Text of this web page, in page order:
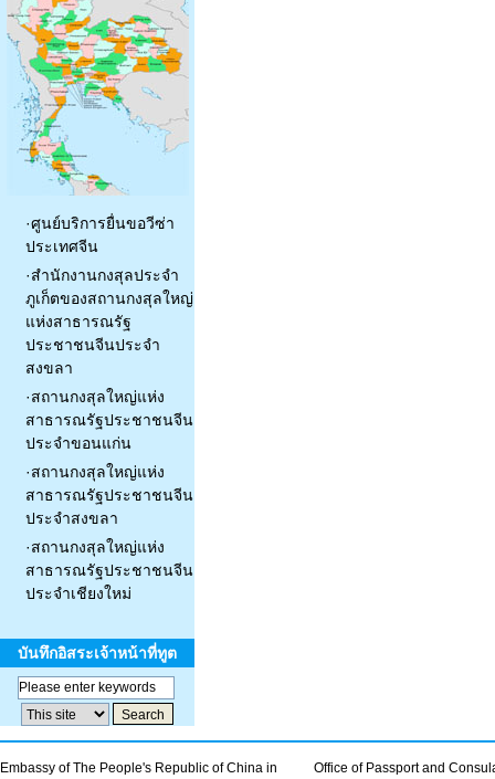
·ศูนย์บริการยื่นขอวีซ่า
ประเทศจีน
·สำนักงานกงสุลประจำ
ภูเก็ตของสถานกงสุลใหญ่
แห่งสาธารณรัฐ
ประชาชนจีนประจำ
สงขลา
·สถานกงสุลใหญ่แห่ง
สาธารณรัฐประชาชนจีน
ประจำขอนแก่น
·สถานกงสุลใหญ่แห่ง
สาธารณรัฐประชาชนจีน
ประจำสงขลา
·สถานกงสุลใหญ่แห่ง
สาธารณรัฐประชาชนจีน
ประจำเชียงใหม่
บันทึกอิสระเจ้าหน้าที่ทูต
Embassy of The People's Republic of China in
Office of Passport and